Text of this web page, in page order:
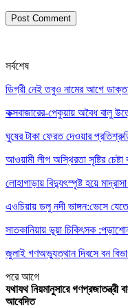
সর্বশেষ
ডিগ্রী নেই তবুও নামের আগে
কক্সবাজারের-পেকুয়ায় অবৈধ বালু
ঘুষের টাকা ফেরত দেওয়ার
আওয়ামী লীগ অস্থিরতা সৃষ্টির
লোহাগাড়ায় বিদ্যুৎস্পৃষ্ট হয়ে
এওচিয়ায় ডলু নদী ভাঙ্গন:ভেসে
সাতকানিয়ায় ভূয়া চিকিৎসক
জুলাই গণঅভ্যুত্থান দিবসে বন
পরেআগে
যথাযথ নিয়মানুসারে গণপ্রজাতন্ত্রী
আবেদিত